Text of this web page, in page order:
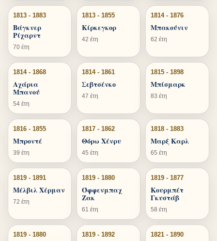
1813 - 1883
Βάγκνερ
Ρίχαρντ
70 έτη
1813 - 1855
Κίρκεγκορ
42 έτη
1814 - 1876
Μπακούνιν
62 έτη
1814 - 1868
Αχάρια
Μπανού
54 έτη
1814 - 1861
Σεβτσένκο
47 έτη
1815 - 1898
Μπίσμαρκ
83 έτη
1816 - 1855
Μπροντέ
39 έτη
1817 - 1862
Θόρω Χένρυ
45 έτη
1818 - 1883
Μαρξ Καρλ
65 έτη
1819 - 1891
Μέλβιλ Χέρμαν
72 έτη
1819 - 1880
Όφφενμπαχ
Ζακ
61 έτη
1819 - 1877
Κουρμπέτ
Γκυστάβ
58 έτη
1819 - 1880 1819 - 1892 1821 - 1890